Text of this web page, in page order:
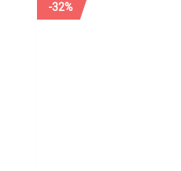
-32%